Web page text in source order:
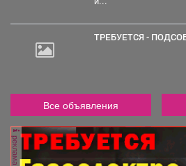
ТРЕБУЕТСЯ -
Все объявления
реклама